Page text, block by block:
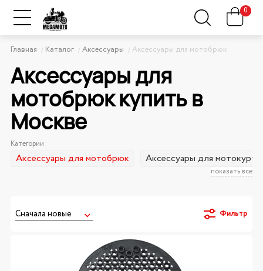
0
Главная Каталог Аксессуары Аксессуары для мотобрюк
Аксессуары для
мотобрюк купить в
Москве
Категории
показать все
Аксессуары для мотобрюк Аксессуары для
Фильтр